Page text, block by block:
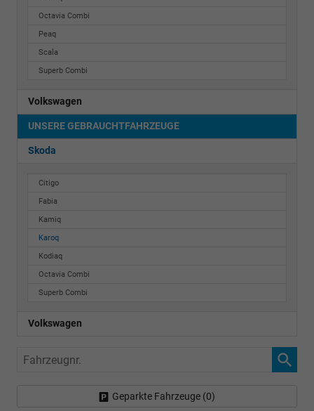
Octavia Combi
Peaq
Scala
Superb Combi
Volkswagen
UNSERE GEBRAUCHTFAHRZEUGE
Skoda
Citigo
Fabia
Kamiq
Karoq
Kodiaq
Octavia Combi
Superb Combi
Volkswagen
Fahrzeugnr.
Geparkte Fahrzeuge (0)